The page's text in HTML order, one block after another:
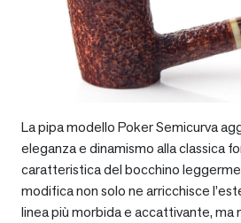
La pipa modello Poker Semicurva
eleganza e dinamismo alla classica
caratteristica del bocchino
modifica non solo ne arricchisce
linea più morbida e accattivante, ma